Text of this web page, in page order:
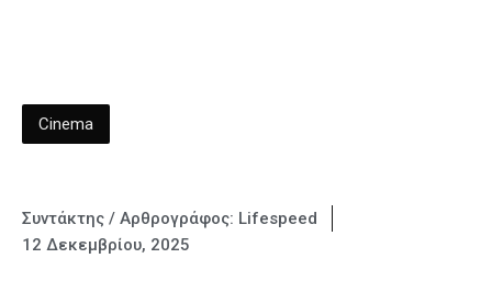
Cinema
Συντάκτης / Αρθρογράφος: Lifespeed
12 Δεκεμβρίου, 2025